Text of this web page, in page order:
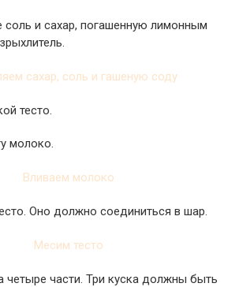
соль и сахар, погашенную лимонным
тесто.
молоко.
Оно должно соединиться в шар.
четыре части. Три куска должны быть